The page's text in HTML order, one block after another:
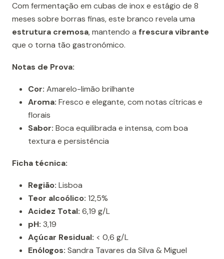
Com fermentação em cubas de inox e estágio de 8
meses sobre borras finas, este branco revela uma
estrutura cremosa, mantendo a frescura vibrante
que o torna tão gastronómico.
Notas de Prova:
Cor: Amarelo-limão brilhante
Aroma: Fresco e elegante, com notas cítricas e
florais
Sabor: Boca equilibrada e intensa, com boa
textura e persistência
Ficha técnica:
Região: Lisboa
Teor alcoólico: 12,5%
Acidez Total: 6,19 g/L
pH: 3,19
Açúcar Residual: < 0,6 g/L
Enólogos: Sandra Tavares da Silva & Miguel